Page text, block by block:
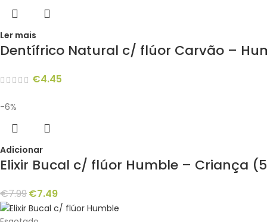
Ler mais
Dentífrico Natural c/ flúor Carvão –
€4.45
-6%
Adicionar
Elixir Bucal c/ flúor Humble – Criança
€7.99€7.49